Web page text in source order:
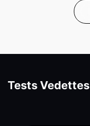
Tests Vedettes